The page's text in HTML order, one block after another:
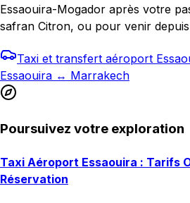
Essaouira-Mogador après votre
safran Citron, ou pour venir
Taxi et transfert aéroport
Essaouira ↔ Marrakech
Poursuivez votre exploration
Taxi Aéroport Essaouira : Tarifs
Réservation